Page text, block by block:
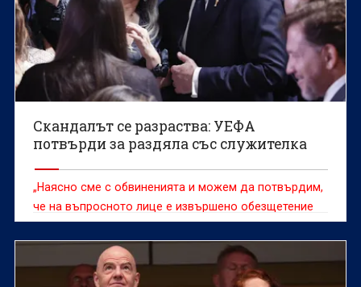
Скандалът се разраства: УЕФА
потвърди за раздяла със служителка
„Наясно сме с обвиненията и можем да потвърдим,
че на въпросното лице е извършено обезщетение
при напускане"